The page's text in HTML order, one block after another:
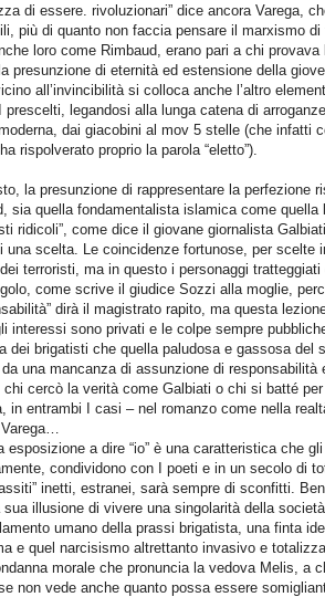
di essere. rivoluzionari” dice ancora Varega,
più di quanto non faccia pensare il marxismo
loro come Rimbaud, erano pari a chi provava
presunzione di eternità ed estensione della
all’invincibilità si colloca anche l’altro
prescelti, legandosi alla lunga catena di
dai giacobini al mov 5 stelle (che infatti
rispolverato proprio la parola “eletto”).
la presunzione di rappresentare la perfezione
sia quella fondamentalista islamica come
ridicoli”, come dice il giovane giornalista
una scelta. Le coincidenze fortunose, per scelte
terroristi, ma in questo i personaggi
come scrive il giudice Sozzi alla moglie,
dirà il magistrato rapito, ma questa
interessi sono privati e le colpe sempre
dei brigatisti che quella paludosa e gassosa del
una mancanza di assunzione di
chi cercò la verità come Galbiati o chi si batté
in entrambi I casi – nel romanzo come nella
esposizione a dire “io” è una caratteristica che
condividono con I poeti e in un secolo di
inetti, estranei, sarà sempre di sconfitti.
sua illusione di vivere una singolarità della
umano della prassi brigatista, una finta
e quel narcisismo altrettanto invasivo e
morale che pronuncia la vedova Melis, a
non vede anche quanto possa essere